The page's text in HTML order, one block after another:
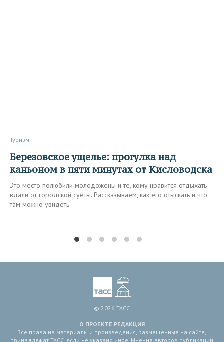
Туризм
Березовское ущелье: прогулка над
каньоном в пяти минутах от Кисловодска
Это место полюбили молодожены и те, кому нравится отдыхать
вдали от городской суеты. Рассказываем, как его отыскать и что
там можно увидеть
© 2026 ТАСС
О ПРОЕКТЕ РЕДАКЦИЯ
Все права на материалы и произведения, размещенные на сайте,
принадлежат ТАСС, если не указано иное. Мнение авторов публикаций